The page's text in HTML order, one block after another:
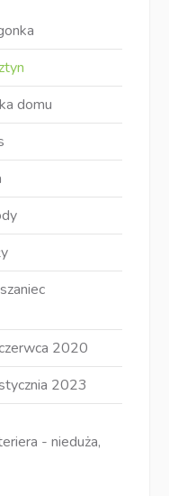
domu
2020
2023
- nieduża,